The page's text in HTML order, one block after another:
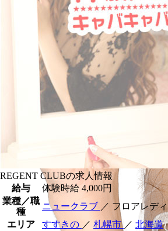
REGENT CLUBの求人情報
給与
体験時給 4,000円
業種／職
種
ニュークラブ ／ フロアレディ
エリア
すすきの ／ 札幌市 ／ 北海道